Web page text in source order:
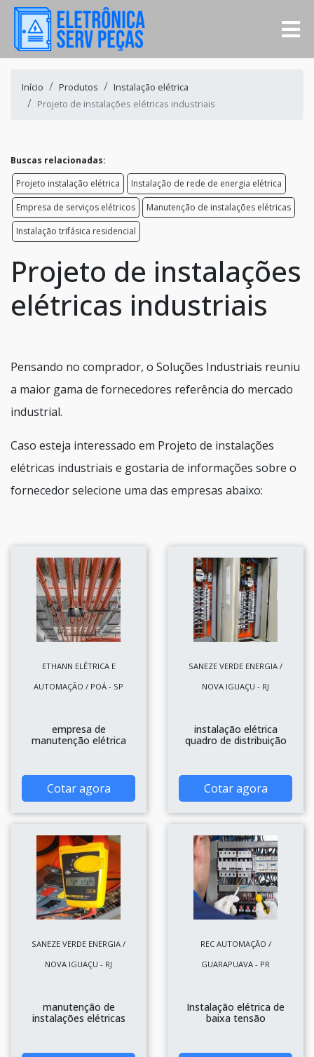
Início Produtos
Instalação elétrica
Projeto de instalações elétricas industriais
Buscas relacionadas:
Projeto instalação elétrica
Instalação de rede de energia elétrica
Empresa de serviços elétricos
Manutenção de instalações elétricas
Instalação trifásica residencial
Projeto de instalações
elétricas industriais
Pensando no comprador, o Soluções Industriais reuniu
a maior gama de fornecedores referência do mercado
industrial.
Caso esteja interessado em Projeto de instalações
elétricas industriais e gostaria de informações sobre o
fornecedor selecione uma das empresas abaixo:
ETHANN ELÉTRICA E
AUTOMAÇÃO / POÁ - SP
empresa de
manutenção elétrica
Cotar agora
SANEZE VERDE ENERGIA /
NOVA IGUAÇU - RJ
instalação elétrica
quadro de distribuição
Cotar agora
SANEZE VERDE ENERGIA /
NOVA IGUAÇU - RJ
manutenção de
instalações elétricas
REC AUTOMAÇÃO /
GUARAPUAVA - PR
Instalação elétrica de
baixa tensão